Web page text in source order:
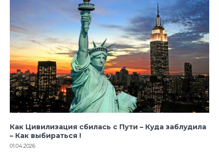
Как Цивилизация сбилась с Пути – Куда заблудила
– Как выбираться !
01.04.2026